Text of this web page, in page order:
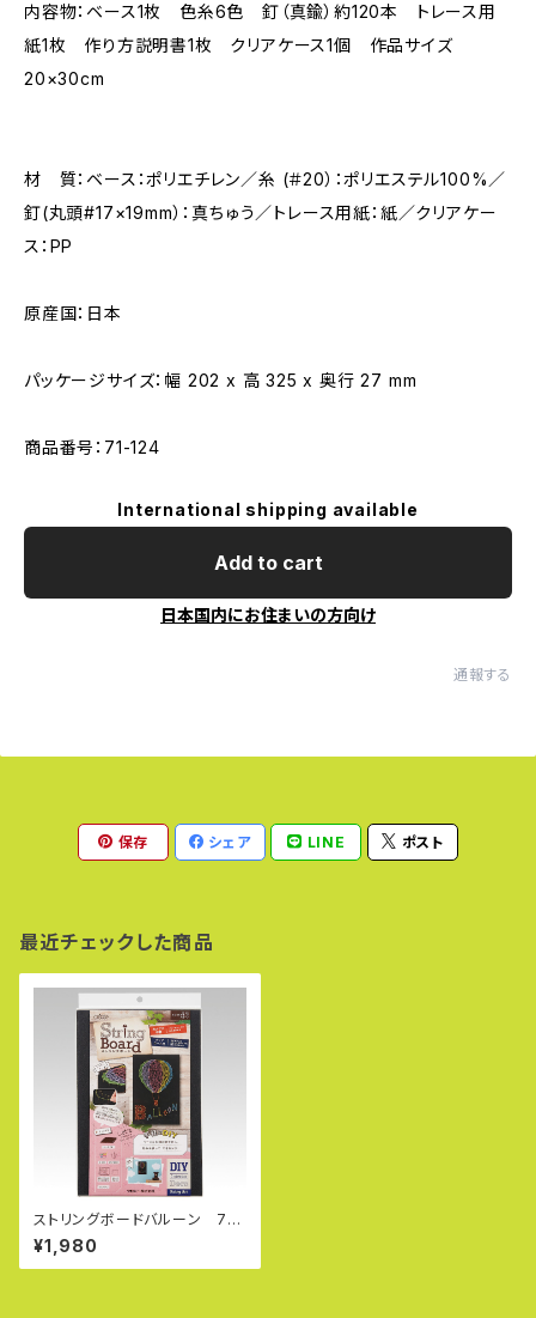
内容物：ベース1枚 色糸6色 釘（真鍮）約120本 トレース用
紙1枚 作り方説明書1枚 クリアケース1個 作品サイズ
20×30cm
材 質：ベース：ポリエチレン／糸 (＃20）：ポリエステル100%／
釘(丸頭#17×19mm）：真ちゅう／トレース用紙：紙／クリアケー
ス：PP
原産国：日本
パッケージサイズ：幅 202 x 高 325 x 奥行 27 mm
商品番号：71-124
International shipping available
Add to cart
日本国内にお住まいの方向け
通報する
保存 シェア LINE ポスト
最近チェックした商品
ストリングボードバルーン 71-
124
¥1,980